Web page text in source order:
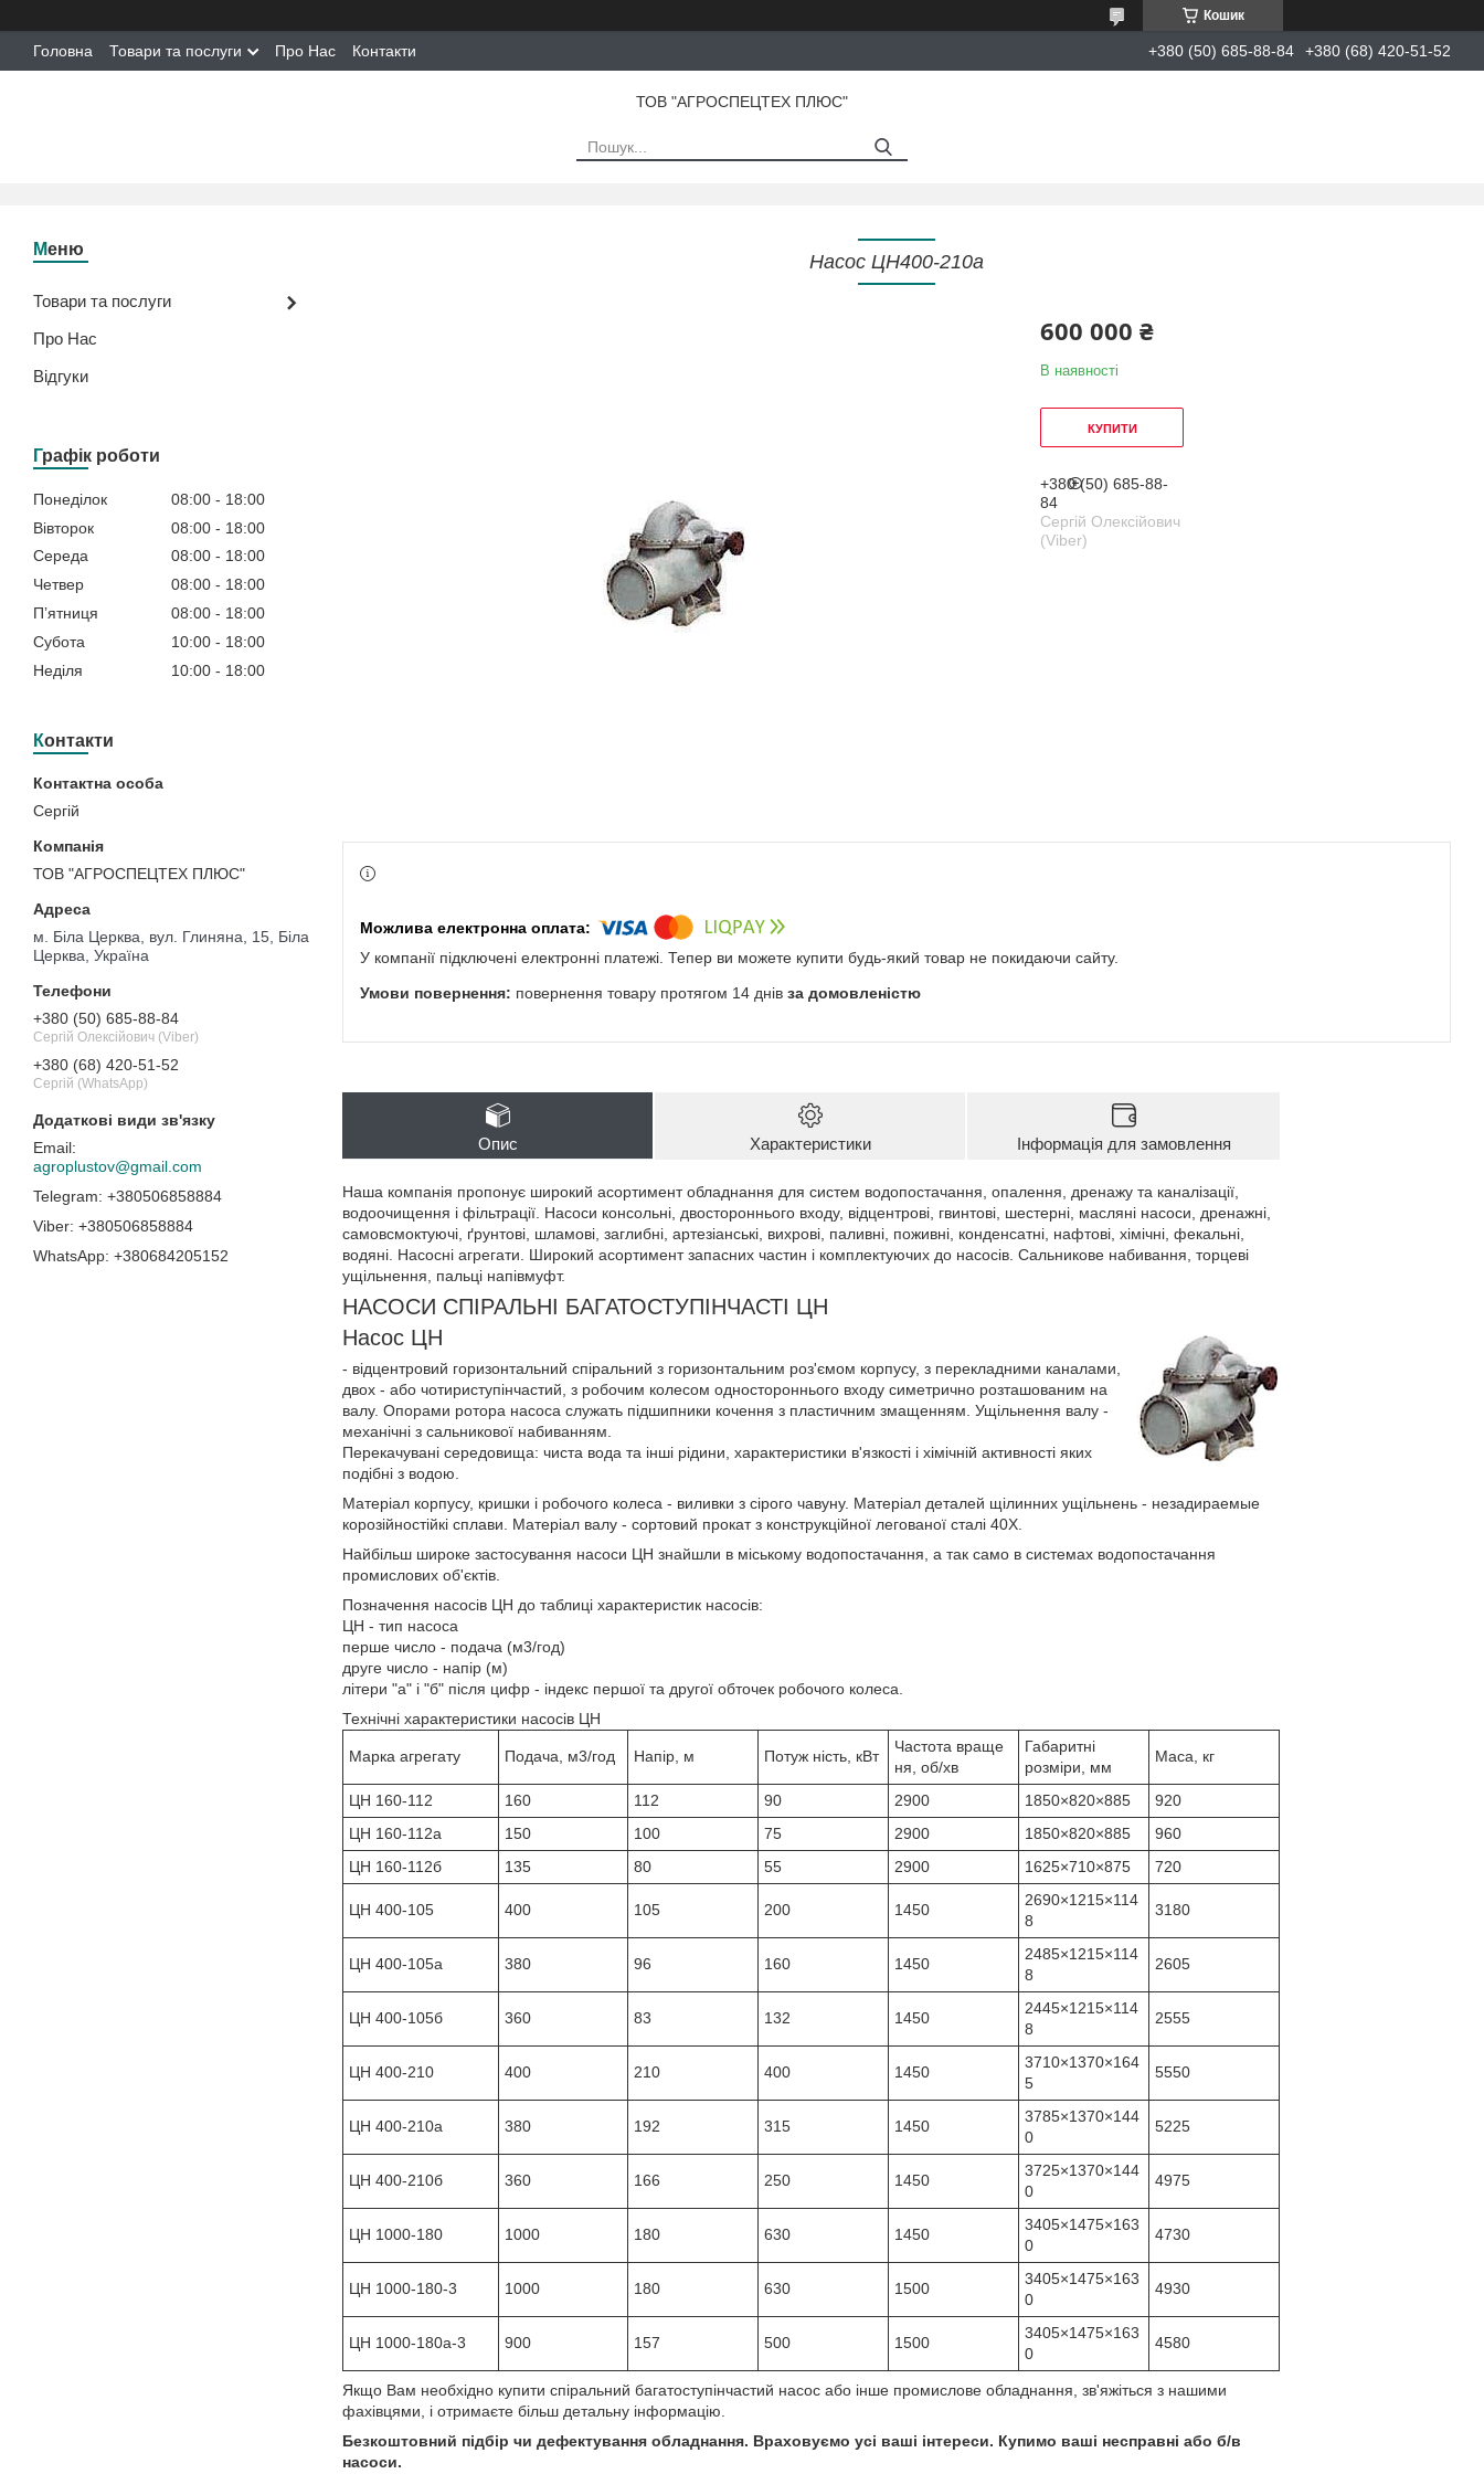
Кошик
Головна Товари та послуги Про Нас Контакти +380 (50) 685-88-84 +380 (68) 420-51-52
ТОВ "АГРОСПЕЦТЕХ ПЛЮС"
Товари та послуги
Про Нас
Відгуки
Графік роботи
Понеділок 08:00
18:00
Вівторок
08:00
18:00
Середа
08:00
18:00
Четвер
08:00
18:00
Пʼятниця
08:00
18:00
Субота
10:00
18:00
Неділя
10:00 18:00
Контакти
Сергій
ТОВ "АГРОСПЕЦТЕХ ПЛЮС"
м. Біла Церква, вул. Глиняна, 15, Біла
Церква, Україна
+380 (50) 685-88-84
Сергій Олексійович (Viber)
+380 (68) 420-51-52
Сергій (WhatsApp)
agroplustov@gmail.com
+380506858884
+380506858884
+380684205152
Насос ЦН400-210а
600 000 ₴
В наявності
КУПИТИ
+380 (50) 685-88-
84
Сергій Олексійович
(Viber)
У компанії підключені електронні платежі. Тепер ви можете купити будь-який товар не покидаючи сайту.
повернення товару протягом 14 днів за домовленістю
Опис Характеристики Інформація для замовлення
Наша компанія пропонує широкий асортимент обладнання для систем водопостачання, опалення, дренажу та каналізації,
водоочищення і фільтрації. Насоси консольні, двостороннього входу, відцентрові, гвинтові, шестерні, масляні насоси, дренажні,
самовсмоктуючі, ґрунтові, шламові, заглибні, артезіанські, вихрові, паливні, поживні, конденсатні, нафтові, хімічні, фекальні,
водяні. Насосні агрегати. Широкий асортимент запасних частин і комплектуючих до насосів. Сальникове набивання, торцеві
ущільнення, пальці напівмуфт.
НАСОСИ СПІРАЛЬНІ БАГАТОСТУПІНЧАСТІ ЦН
Насос ЦН
- відцентровий горизонтальний спіральний з горизонтальним роз'ємом корпусу, з перекладними каналами,
двох - або чотириступінчастий, з робочим колесом одностороннього входу симетрично розташованим на
валу. Опорами ротора насоса служать підшипники кочення з пластичним змащенням. Ущільнення валу -
механічні з сальникової набиванням.
Перекачувані середовища: чиста вода та інші рідини, характеристики в'язкості і хімічній активності яких
подібні з водою.
Матеріал корпусу, кришки і робочого колеса - виливки з сірого чавуну. Матеріал деталей щілинних ущільнень - незадираемые
корозійностійкі сплави. Матеріал валу - сортовий прокат з конструкційної легованої сталі 40Х.
Найбільш широке застосування насоси ЦН знайшли в міському водопостачання, а так само в системах водопостачання
промислових об'єктів.
Позначення насосів ЦН до таблиці характеристик насосів:
ЦН - тип насоса
перше число - подача (м3/год)
друге число - напір (м)
літери "а" і "б" після цифр - індекс першої та другої обточек робочого колеса.
Технічні характеристики насосів ЦН
Марка агрегату Подача, м3/год Напір, м Потуж ність, кВт
Частота враще
ня, об/хв
Габаритні
розміри, мм
Маса, кг
ЦН 160-112 160 112 90 2900 1850×820×885
920
ЦН 160-112а
150 100 75 2900 1850×820×885
960
ЦН 160-112б
135 80 55 2900 1625×710×875 720
ЦН 400-105 400 105 200 1450
2690×1215×114
8
3180
ЦН 400-105а 380 96 160 1450
2485×1215×114
8
2605
ЦН 400-105б 360 83 132 1450
2445×1215×114
8
2555
ЦН 400-210 400 210 400 1450
3710×1370×164
5
5550
ЦН 400-210а 380 192 315 1450
3785×1370×144
0
5225
ЦН 400-210б 360 166 250 1450
3725×1370×144
0
4975
ЦН 1000-180 1000 180 630 1450
3405×1475×163
0
4730
ЦН 1000-180-3 1000 180 630 1500
3405×1475×163
0
4930
ЦН 1000-180а-3 900 157 500 1500
3405×1475×163
0
4580
Якщо Вам необхідно купити спіральний багатоступінчастий насос або інше промислове обладнання, зв'яжіться з нашими
фахівцями, і отримаєте більш детальну інформацію.
Безкоштовний підбір чи дефектування обладнання. Враховуємо усі ваші інтереси. Купимо ваші несправні або б/в
насоси.